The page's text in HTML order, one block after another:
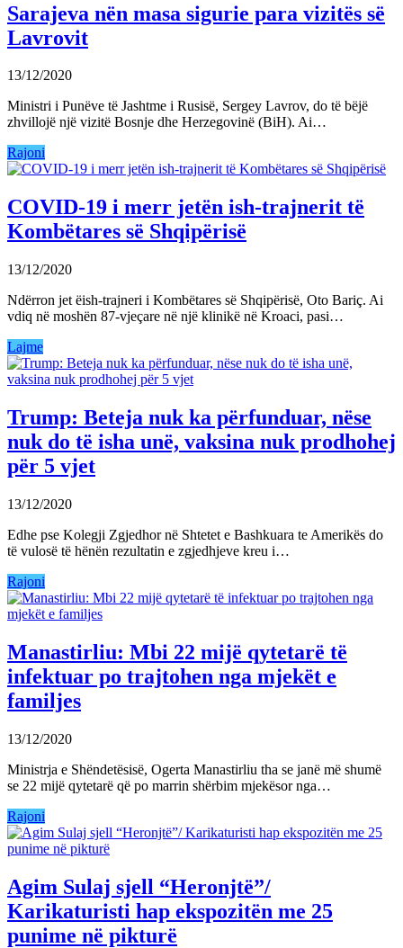
Sarajeva nën masa sigurie para vizitës së
Lavrovit
13/12/2020
Ministri i Punëve të Jashtme i Rusisë, Sergey Lavrov, do të bëjë
zhvillojë një vizitë Bosnje dhe Herzegovinë (BiH). Ai…
Rajoni
COVID-19 i merr jetën ish-trajnerit të
Kombëtares së Shqipërisë
13/12/2020
Ndërron jet ëish-trajneri i Kombëtares së Shqipërisë, Oto Bariç. Ai
vdiq në moshën 87-vjeçare në një klinikë në Kroaci, pasi…
Lajme
Trump: Beteja nuk ka përfunduar, nëse
nuk do të isha unë, vaksina nuk prodhohej
për 5 vjet
13/12/2020
Edhe pse Kolegji Zgjedhor në Shtetet e Bashkuara te Amerikës do
të vulosë të hënën rezultatin e zgjedhjeve kreu i…
Rajoni
Manastirliu: Mbi 22 mijë qytetarë të
infektuar po trajtohen nga mjekët e
familjes
13/12/2020
Ministrja e Shëndetësisë, Ogerta Manastirliu tha se janë më shumë
se 22 mijë qytetarë që po marrin shërbim mjekësor nga…
Rajoni
Agim Sulaj sjell “Heronjtë”/
Karikaturisti hap ekspozitën me 25
punime në pikturë